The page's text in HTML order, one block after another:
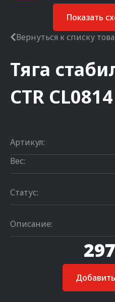
Показать
Вернуться к списку
Тяга
CTR CL0814
Артикул:
Вес:
Статус:
Описание: